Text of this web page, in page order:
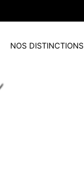
NOS DISTINCTIONS